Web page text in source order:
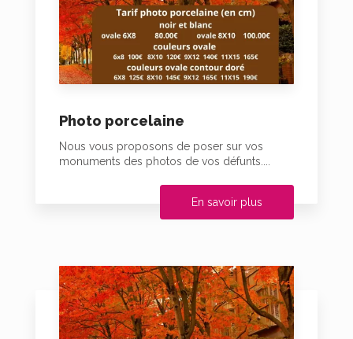
Photo porcelaine
Nous vous proposons de poser sur vos
monuments des photos de vos défunts....
En savoir plus